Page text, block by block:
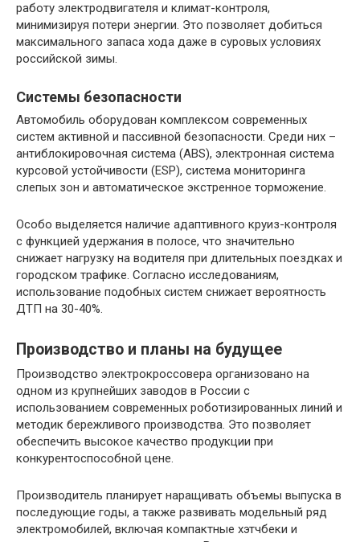
работу электродвигателя и климат-контроля,
минимизируя потери энергии. Это позволяет добиться
максимального запаса хода даже в суровых условиях
российской зимы.
Системы безопасности
Автомобиль оборудован комплексом современных
систем активной и пассивной безопасности. Среди них –
антиблокировочная система (ABS), электронная система
курсовой устойчивости (ESP), система мониторинга
слепых зон и автоматическое экстренное торможение.
Особо выделяется наличие адаптивного круиз-контроля
с функцией удержания в полосе, что значительно
снижает нагрузку на водителя при длительных поездках и
городском трафике. Согласно исследованиям,
использование подобных систем снижает вероятность
ДТП на 30-40%.
Производство и планы на будущее
Производство электрокроссовера организовано на
одном из крупнейших заводов в России с
использованием современных роботизированных линий и
методик бережливого производства. Это позволяет
обеспечить высокое качество продукции при
конкурентоспособной цене.
Производитель планирует наращивать объемы выпуска в
последующие годы, а также развивать модельный ряд
электромобилей, включая компактные хэтчбеки и